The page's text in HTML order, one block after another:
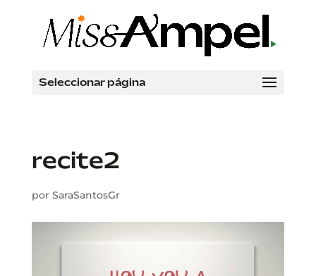
Seleccionar página
recite2
por SaraSantosGr